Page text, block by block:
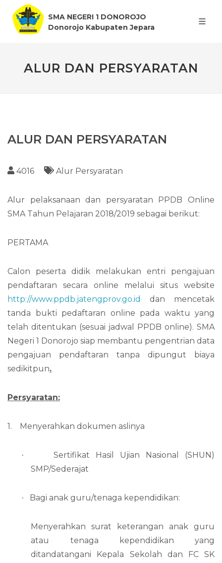
SMA NEGERI 1 DONOROJO
Donorojo Kabupaten Jepara
ALUR DAN PERSYARATAN
ALUR DAN PERSYARATAN
4016 Alur Persyaratan
Alur pelaksanaan dan persyaratan PPDB Online
SMA Tahun Pelajaran 2018/2019 sebagai berikut:
PERTAMA
Calon peserta didik melakukan entri pengajuan
pendaftaran secara online melalui situs website
http://www.ppdb.jatengprov.go.id
dan mencetak
tanda bukti pedaftaran online pada waktu yang
telah ditentukan (sesuai jadwal PPDB online). SMA
Negeri 1 Donorojo siap membantu pengentrian data
pengajuan pendaftaran tanpa dipungut biaya
sedikitpun.
Persyaratan:
1. Menyerahkan dokumen aslinya
·
Sertifikat Hasil Ujian Nasional (SHUN)
SMP/Sederajat
· Bagi anak guru/tenaga kependidikan:
Menyerahkan surat keterangan anak guru
atau tenaga kependidikan yang
ditandatangani Kepala Sekolah dan FC SK